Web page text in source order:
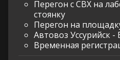
Перегон с СВХ на
стоянку
Перегон на
Автовоз Уссурийск -
Временная